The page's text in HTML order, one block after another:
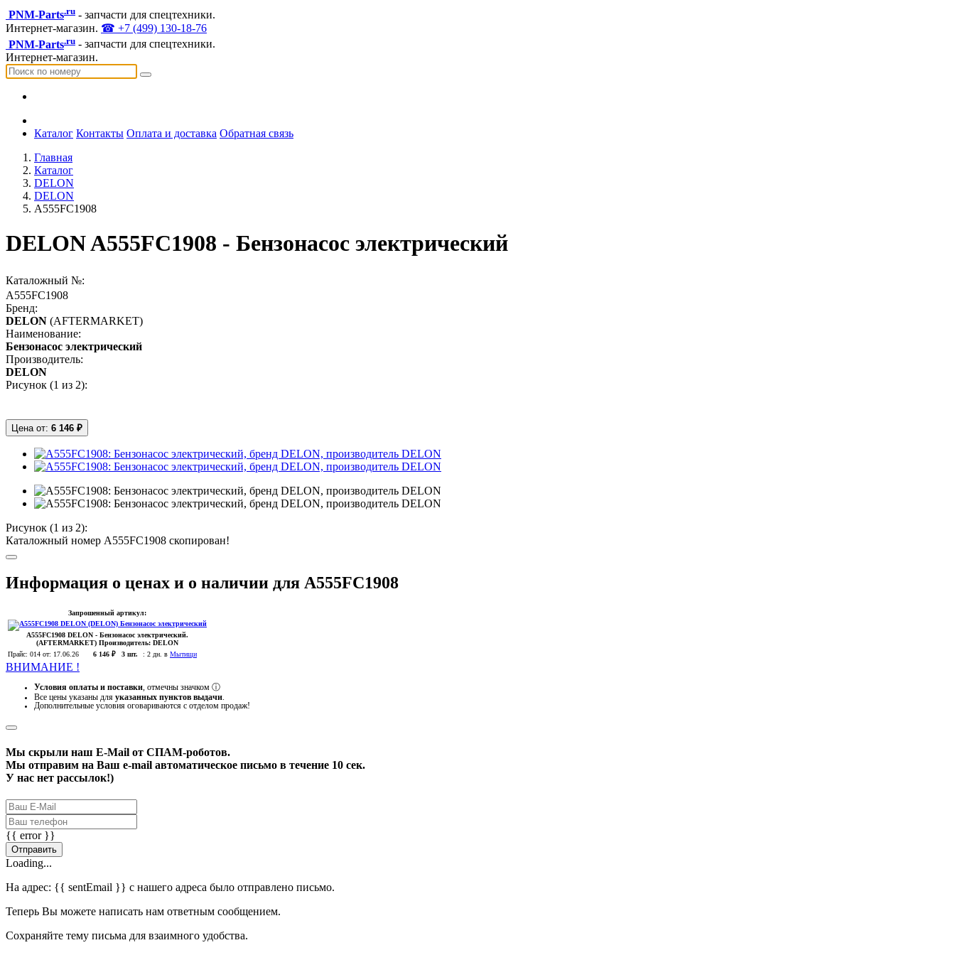
PNM-Parts.ru - запчасти для спецтехники.
Интернет-магазин. ☎ +7 (499) 130-18-76
PNM-Parts.ru - запчасти для спецтехники.
Интернет-магазин.
Каталог Контакты Оплата и доставка Обратная связь
Главная
Каталог
DELON
DELON
A555FC1908
DELON A555FC1908 - Бензонасос электрический
Каталожный №:
A555FC1908
Бренд:
DELON (AFTERMARKET)
Наименование:
Бензонасос электрический
Производитель:
DELON
Рисунок (1 из 2):
Цена от: 6 146 ₽
Рисунок (1 из 2):
Каталожный номер A555FC1908 скопирован!
Информация о ценах и о наличии для A555FC1908
Запрошенный артикул:
A555FC1908 DELON - Бензонасос электрический.
(AFTERMARKET) Производитель: DELON
Прайс: 014 от: 17.06.26 6 146 ₽ 3 шт. : 2 дн. в Мытищи
ВНИМАНИЕ !
Условия оплаты и поставки , отмечны значком ⓘ
Все цены указаны для указанных пунктов выдачи
Дополнительные условия оговариваются с отделом продаж!
Мы скрыли наш E-Mail от СПАМ-роботов.
Мы отправим на Ваш e-mail автоматическое письмо в течение 10 сек.
У нас нет рассылок!)
{{ error }}
Отправить
Loading...
На адрес: {{ sentEmail }} с нашего адреса было отправлено письмо.
Теперь Вы можете написать нам ответным сообщением.
Сохраняйте тему письма для взаимного удобства.